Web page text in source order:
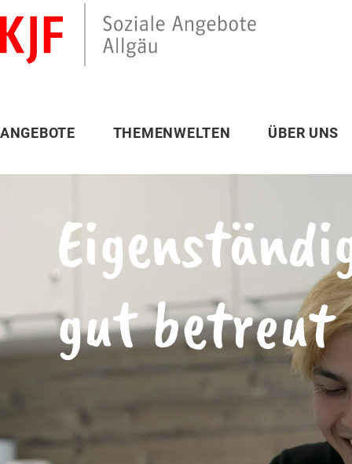
ANGEBOTE THEMENWELTEN ÜBER UNS
gut betreut